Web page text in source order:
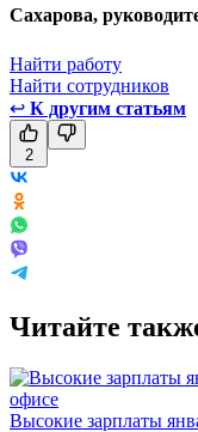
Сахарова,
Найти работу
Найти сотрудников
↩ К другим статьям
2
Читайте
Высокие зарплаты